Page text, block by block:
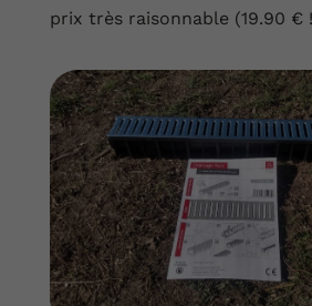
prix très raisonnable (19.90 €